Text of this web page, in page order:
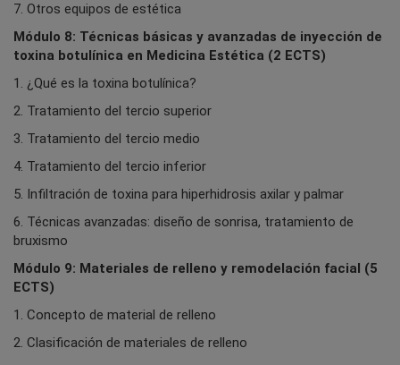
7. Otros equipos de estética
Módulo 8: Técnicas básicas y avanzadas de inyección de
toxina botulínica en Medicina Estética (2 ECTS)
1. ¿Qué es la toxina botulínica?
2. Tratamiento del tercio superior
3. Tratamiento del tercio medio
4. Tratamiento del tercio inferior
5. Infiltración de toxina para hiperhidrosis axilar y palmar
6. Técnicas avanzadas: diseño de sonrisa, tratamiento de
bruxismo
Módulo 9: Materiales de relleno y remodelación facial (5
ECTS)
1. Concepto de material de relleno
2. Clasificación de materiales de relleno